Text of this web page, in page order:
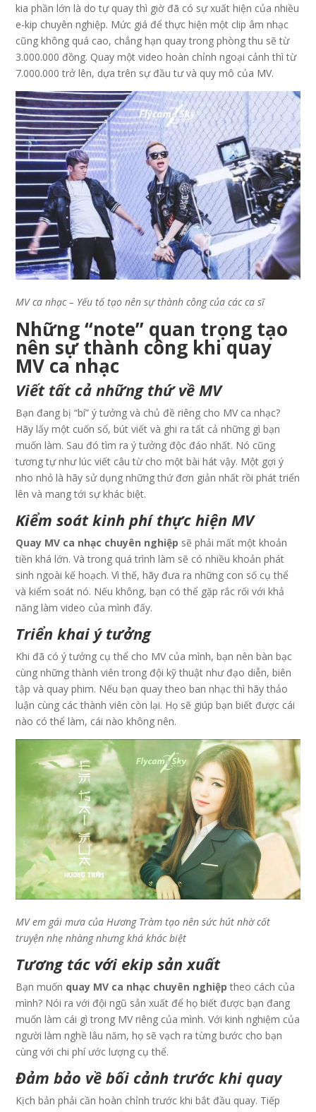
kia phần lớn là do tự quay thì giờ đã có sự xuất hiện của nhiều
e-kip chuyên nghiệp. Mức giá để thực hiện một clip âm nhạc
cũng không quá cao, chẳng hạn quay trong phòng thu sẽ từ
3.000.000 đồng. Quay một video hoàn chỉnh ngoại cảnh thì từ
7.000.000 trở lên, dựa trên sự đầu tư và quy mô của MV.
MV ca nhạc – Yếu tố tạo nên sự thành công của các ca sĩ
Những “note” quan trọng tạo
nên sự thành công khi quay
MV ca nhạc
Viết tất cả những thứ về MV
Bạn đang bị “bí” ý tưởng và chủ đề riêng cho MV ca nhạc?
Hãy lấy một cuốn sổ, bút viết và ghi ra tất cả những gì bạn
muốn làm. Sau đó tìm ra ý tưởng độc đáo nhất. Nó cũng
tương tự như lúc viết câu từ cho một bài hát vậy. Một gợi ý
nho nhỏ là hãy sử dụng những thứ đơn giản nhất rồi phát triển
lên và mang tới sự khác biệt.
Kiểm soát kinh phí thực hiện MV
Quay MV ca nhạc chuyên nghiệp sẽ phải mất một khoản
tiền khá lớn. Và trong quá trình làm sẽ có nhiều khoản phát
sinh ngoài kế hoạch. Vì thế, hãy đưa ra những con số cụ thể
và kiểm soát nó. Nếu không, bạn có thể gặp rắc rối với khả
năng làm video của mình đấy.
Triển khai ý tưởng
Khi đã có ý tưởng cụ thể cho MV của mình, bạn nên bàn bạc
cùng những thành viên trong đội kỹ thuật như đạo diễn, biên
tập và quay phim. Nếu bạn quay theo ban nhạc thì hãy thảo
luận cùng các thành viên còn lại. Họ sẽ giúp bạn biết được cái
nào có thể làm, cái nào không nên.
MV em gái mưa của Hương Tràm tạo nên sức hút nhờ cốt
truyện nhẹ nhàng nhưng khá khác biệt
Tương tác với ekip sản xuất
Bạn muốn quay MV ca nhạc chuyên nghiệp theo cách của
mình? Nói ra với đội ngũ sản xuất để họ biết được bạn đang
muốn làm cái gì trong MV riêng của mình. Với kinh nghiệm của
người làm nghề lâu năm, họ sẽ vạch ra từng bước cho bạn
cùng với chi phí ước lượng cụ thể.
Đảm bảo về bối cảnh trước khi quay
Kịch bản phải cần hoàn chỉnh trước khi bắt đầu quay. Tiếp